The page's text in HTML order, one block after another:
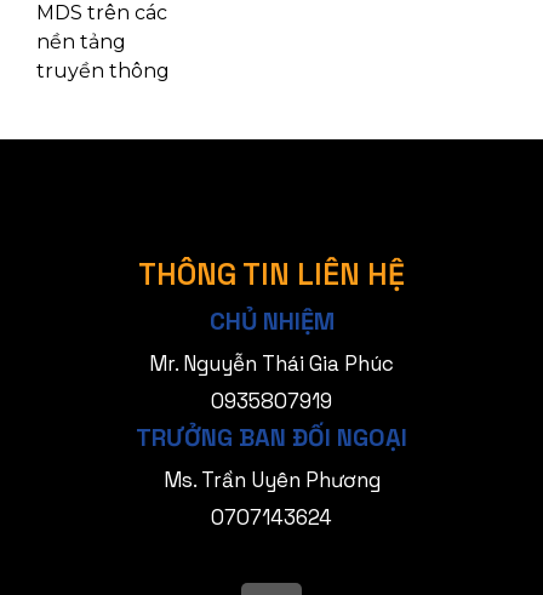
MDS trên các
nền tảng
truyền thông
THÔNG TIN LIÊN HỆ
CHỦ NHIỆM
Mr. Nguyễn Thái Gia Phúc
0935807919
TRƯỞNG BAN ĐỐI NGOẠI
Ms. Trần Uyên Phương
0707143624